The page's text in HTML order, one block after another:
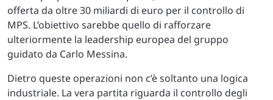
offerta da oltre 30 miliardi di euro per il controllo di
MPS. L’obiettivo sarebbe quello di rafforzare
ulteriormente la leadership europea del gruppo
guidato da Carlo Messina.
Dietro queste operazioni non c’è soltanto una logica
industriale. La vera partita riguarda il controllo degli